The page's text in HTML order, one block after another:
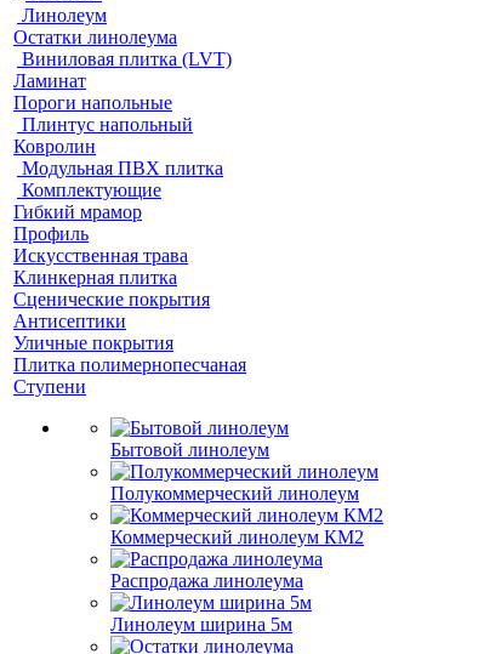
Линолеум
Остатки линолеума
Виниловая плитка (LVT)
Ламинат
Пороги напольные
Плинтус напольный
Ковролин
Модульная ПВХ плитка
Комплектующие
Гибкий мрамор
Профиль
Искусственная трава
Клинкерная плитка
Сценические покрытия
Антисептики
Уличные покрытия
Плитка полимернопесчаная
Ступени
Бытовой линолеум
Полукоммерческий линолеум
Коммерческий линолеум КМ2
Распродажа линолеума
Линолеум ширина 5м